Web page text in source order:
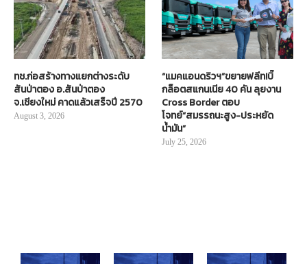
ทช.ก่อสร้างทางแยกต่างระดับ
สันป่าตอง อ.สันป่าตอง
จ.เชียงใหม่ คาดแล้วเสร็จปี 2570
August 3, 2026
“แมคแอนดริวฯ”ขยายฟลีท!บิ๊
กล็อตสแกนเนีย 40 คัน ลุยงาน
Cross Border ตอบ
โจทย์“สมรรถนะสูง-ประหยัด
น้ำมัน”
July 25, 2026